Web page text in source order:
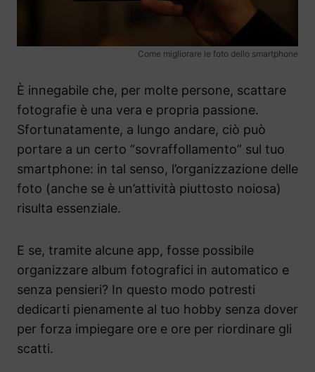
Come migliorare le foto dello smartphone
È innegabile che, per molte persone, scattare
fotografie è una vera e propria passione.
Sfortunatamente, a lungo andare, ciò può
portare a un certo “sovraffollamento” sul tuo
smartphone: in tal senso, l’organizzazione delle
foto (anche se è un’attività piuttosto noiosa)
risulta essenziale.
E se, tramite alcune app, fosse possibile
organizzare album fotografici in automatico e
senza pensieri? In questo modo potresti
dedicarti pienamente al tuo hobby senza dover
per forza impiegare ore e ore per riordinare gli
scatti.